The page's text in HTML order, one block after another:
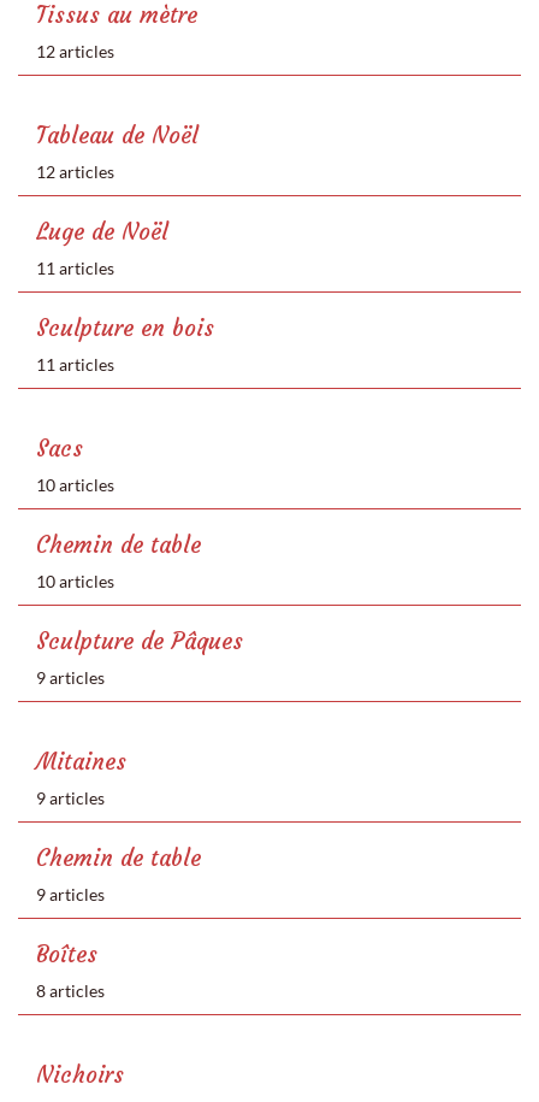
Tissus au mètre
12 articles
Tableau de Noël
12 articles
Luge de Noël
11 articles
Sculpture en bois
11 articles
Sacs
10 articles
Chemin de table
10 articles
Sculpture de Pâques
9 articles
Mitaines
9 articles
Chemin de table
9 articles
Boîtes
8 articles
Nichoirs